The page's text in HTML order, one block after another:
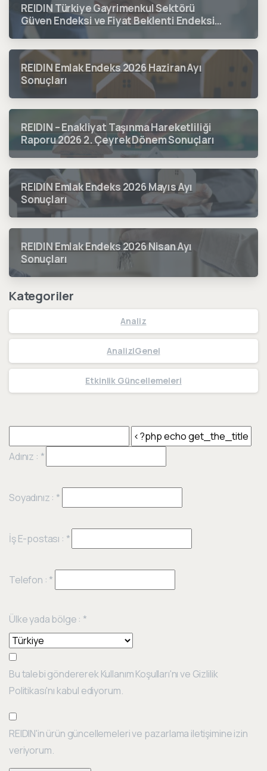
REIDIN Türkiye Gayrimenkul Sektörü
Güven Endeksi ve Fiyat Beklenti Endeksi
2026 3. Çeyrek Dönem Sonuçları
REIDIN Emlak Endeks 2026 Haziran Ayı
Sonuçları
REIDIN – Enakliyat Taşınma Hareketliliği
Raporu 2026 2. Çeyrek Dönem Sonuçları
REIDIN Emlak Endeks 2026 Mayıs Ayı
Sonuçları
REIDIN Emlak Endeks 2026 Nisan Ayı
Sonuçları
Kategoriler
Analiz
Analiz|Genel
Etkinlik Güncellemeleri
Adınız : *
Soyadınız : *
İş E-postası : *
Telefon : *
Ülke yada bölge : *
Bu talebi göndererek Kullanım Koşulları'nı ve Gizlilik
Politikası'nı kabul ediyorum.
REIDIN'in ürün güncellemeleri ve pazarlama iletişimine izin
veriyorum.